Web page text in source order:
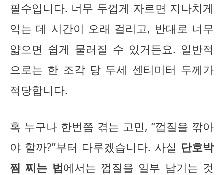
필수입니다. 너무 두껍게 자르면 지나치게
익는 데 시간이 오래 걸리고, 반대로 너무
얇으면 쉽게 물러질 수 있거든요. 일반적
으로는 한 조각 당 두세 센티미터 두께가
적당합니다.
혹 누구나 한번쯤 겪는 고민, “껍질을 깎아
야 할까?”부터 다루겠습니다. 사실 단호박
찜 찌는 법에서는 껍질을 일부 남기는 것